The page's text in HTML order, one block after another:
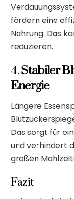
fördern eine
Nahrung. Das
reduzieren.
4.Stabiler
Energie
Längere
Das sorgt für
und verhindert
großen
Fazit